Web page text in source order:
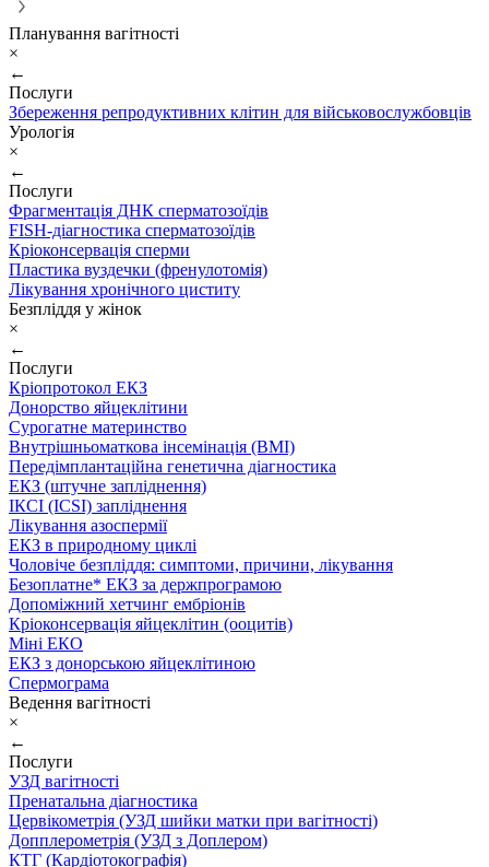
Планування вагітності
×
←
Послуги
Збереження репродуктивних клітин для військовослужбовців
Урологія
×
←
Послуги
Фрагментація ДНК сперматозоїдів
FISH-діагностика сперматозоїдів
Кріоконсервація сперми
Пластика вуздечки (френулотомія)
Лікування хронічного циститу
Безпліддя у жінок
×
←
Послуги
Кріопротокол ЕКЗ
Донорство яйцеклітини
Сурогатне материнство
Внутрішньоматкова інсемінація (ВМІ)
Передімплантаційна генетична діагностика
ЕКЗ (штучне запліднення)
ІКСІ (ICSI) запліднення
Лікування азоспермії
ЕКЗ в природному циклі
Чоловіче безпліддя: симптоми, причини, лікування
Безоплатне* ЕКЗ за держпрограмою
Допоміжний хетчинг ембріонів
Кріоконсервація яйцеклітин (ооцитів)
Міні ЕКО
ЕКЗ з донорською яйцеклітиною
Спермограма
Ведення вагітності
×
←
Послуги
УЗД вагітності
Пренатальна діагностика
Цервікометрія (УЗД шийки матки при вагітності)
Допплерометрія (УЗД з Доплером)
КТГ (Кардіотокографія)